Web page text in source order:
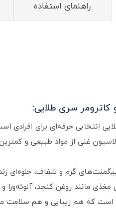
راهنمای استفاده
کاترومر سری طلایی:
انتخابی حرفه‌ای برای
غنی از مواد طبیعی و
گرم و شفاف، جلوه‌ای
است که هم زیبایی و هم سلامت